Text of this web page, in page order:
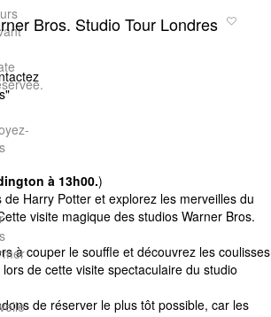
Bros. Studio Tour Londres
à 13h00.)
Harry Potter et explorez les merveilles du
visite magique des studios Warner Bros.
à couper le souffle et découvrez les coulisses
de cette visite spectaculaire du studio
de réserver le plus tôt possible, car les